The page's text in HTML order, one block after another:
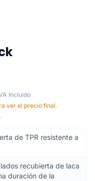
Incluido
ver el precio final.
de TPR resistente a
recubierta de laca
duración de la